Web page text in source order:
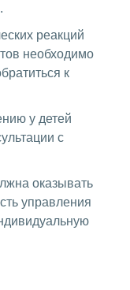
реакций
необходимо
к
у детей
с
оказывать
управления